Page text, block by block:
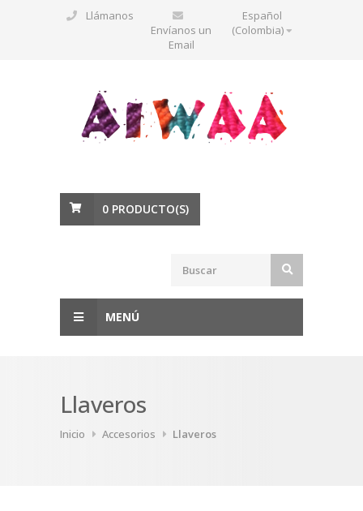
Llámanos
Envíanos un
Email
Español
(Colombia)
0 PRODUCTO(S)
MENÚ
Llaveros
Inicio Accesorios Llaveros